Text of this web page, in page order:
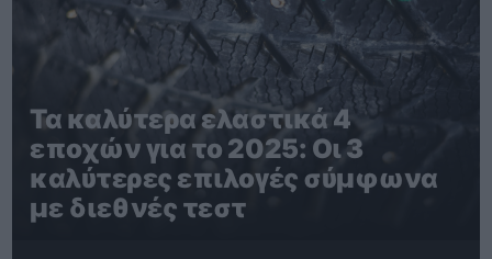
Τα καλύτερα ελαστικά 4
εποχών για το 2025: Οι 3
καλύτερες επιλογές σύμφωνα
με διεθνές τεστ